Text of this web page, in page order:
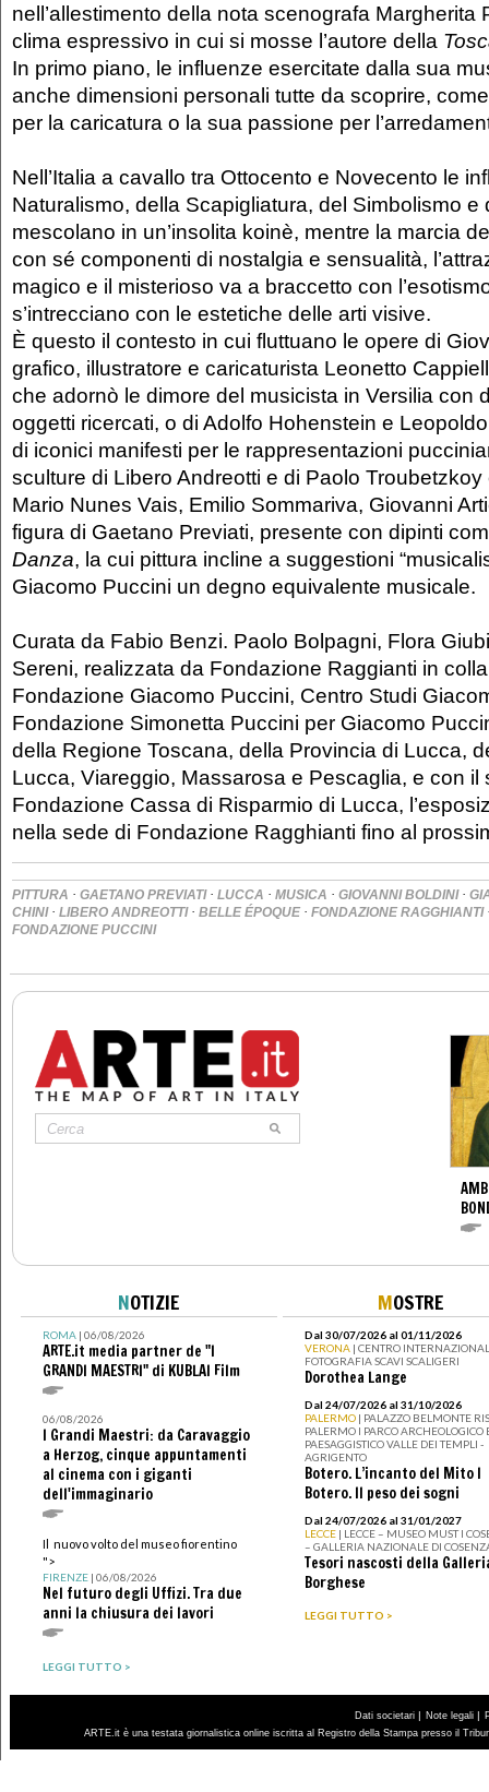
nell’allestimento della nota scenografa Margherita
clima espressivo in cui si mosse l’autore della
In primo piano, le influenze esercitate dalla sua
anche dimensioni personali tutte da scoprire,
per la caricatura o la sua passione per
Nell’Italia a cavallo tra Ottocento e Novecento le
Naturalismo, della Scapigliatura, del Simbolismo e
mescolano in un’insolita koinè, mentre la marcia
con sé componenti di nostalgia e sensualità,
magico e il misterioso va a braccetto con
s’intrecciano con le estetiche delle arti visive.
È questo il contesto in cui fluttuano le opere di
grafico, illustratore e caricaturista Leonetto
che adornò le dimore del musicista in Versilia con
oggetti ricercati, o di Adolfo Hohenstein e
di iconici manifesti per le rappresentazioni
sculture di Libero Andreotti e di Paolo
Mario Nunes Vais, Emilio Sommariva, Giovanni
figura di Gaetano Previati, presente con dipinti
Danza, la cui pittura incline a suggestioni
Giacomo Puccini un degno equivalente musicale.
Curata da Fabio Benzi. Paolo Bolpagni, Flora
Sereni, realizzata da Fondazione Raggianti in
Fondazione Giacomo Puccini, Centro Studi
Fondazione Simonetta Puccini per Giacomo
della Regione Toscana, della Provincia di Lucca,
Lucca, Viareggio, Massarosa e Pescaglia, e con il
Fondazione Cassa di Risparmio di Lucca,
nella sede di Fondazione Ragghianti fino al
PITTURA · GAETANO PREVIATI· LUCCA · MUSICA · GIOVANNI BOLDINI·
CHINI· LIBERO ANDREOTTI· BELLE ÉPOQUE · FONDAZIONE RAGGHIANTI
FONDAZIONE PUCCINI
NOTIZIE
ROMA| 06/08/2026
ARTE.it media partner de "I
GRANDI MAESTRI" di KUBLAI Film
06/08/2026
I Grandi Maestri: da Caravaggio
a Herzog, cinque appuntamenti
al cinema con i giganti
dell'immaginario
Il nuovo volto del museo fiorentino
">
FIRENZE| 06/08/2026
Nel futuro degli Uffizi. Tra due
anni la chiusura dei lavori
LEGGI TUTTO >
MOSTRE
Dal 30/07/2026 al 01/11/2026
VERONA | CENTRO
FOTOGRAFIA SCAVI SCALIGERI
Dorothea Lange
Dal 24/07/2026 al 31/10/2026
PALERMO | PALAZZO BELMONTE
PALERMO I PARCO ARCHEOLOGICO
PAESAGGISTICO VALLE DEI TEMPLI -
AGRIGENTO
Botero. L’incanto del Mito I
Botero. Il peso dei sogni
Dal 24/07/2026 al 31/01/2027
LECCE | LECCE – MUSEO MUST I
– GALLERIA NAZIONALE DI
Tesori nascosti della
Borghese
LEGGI TUTTO >
Dati societari | Note legali |
ARTE.it è una testata giornalistica online iscritta al Registro della Stampa presso il